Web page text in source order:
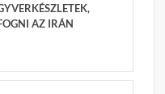
AZ IRÁN